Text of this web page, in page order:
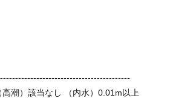
潮）該当なし （内水）0.01m以上